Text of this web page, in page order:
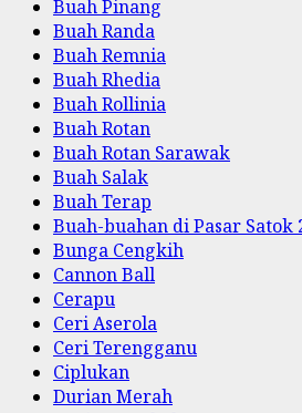
Buah Pinang
Buah Randa
Buah Remnia
Buah Rhedia
Buah Rollinia
Buah Rotan
Buah Rotan Sarawak
Buah Salak
Buah Terap
Buah-buahan di Pasar Satok
Bunga Cengkih
Cannon Ball
Cerapu
Ceri Aserola
Ceri Terengganu
Ciplukan
Durian Merah